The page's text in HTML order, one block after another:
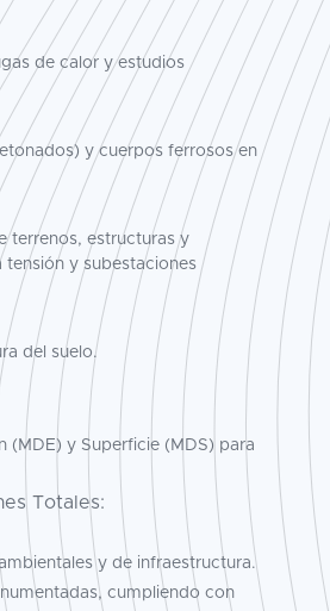
de calor y estudios
y cuerpos ferrosos en
terrenos, estructuras y
y subestaciones
del suelo.
(MDE) y Superficie (MDS) para
Totales:
y de infraestructura.
cumpliendo con